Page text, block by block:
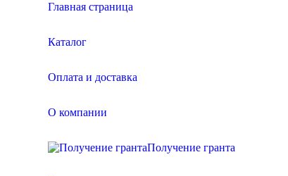
Главная страница
Каталог
Оплата и доставка
О компании
Получение гранта